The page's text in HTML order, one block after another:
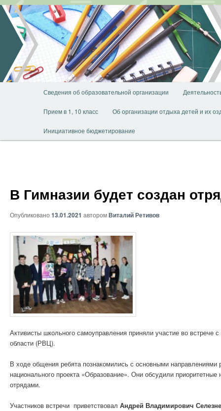
Перейти
основному
содержимому
Сведения об образовательной организации
Прием в 1, 10 класс Об организации отдыха детей и их
Инициативное бюджетирование
В Гимназии будет создан
Опубликовано 13.01.2021 авторомВиталий Ретивов
Активисты школьного самоуправления приняли участие во встрече
области (РВЦ).
В ходе общения ребята познакомились с основными направлениями
национального проекта «Образование». Они обсудили
отрядами.
Участников встречи приветствовал Андрей Владимирович